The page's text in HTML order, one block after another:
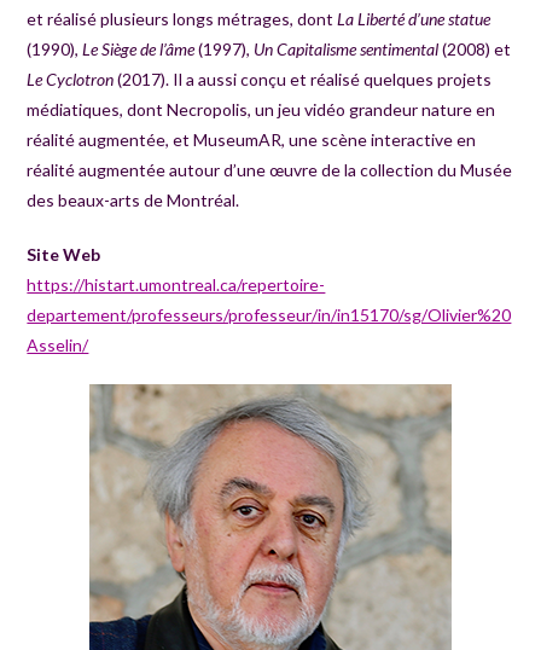
et réalisé plusieurs longs métrages, dontLa Liberté d’une statue
(1990),Le Siège de l’âme(1997), Un Capitalisme sentimental(2008) et
Le Cyclotron(2017). Il a aussi conçu et réalisé quelques projets
médiatiques, dont Necropolis, un jeu vidéo grandeur nature en
réalité augmentée, et MuseumAR, une scène interactive en
réalité augmentée autour d’une œuvre de la collection du Musée
des beaux-arts de Montréal.
Site Web
https://histart.umontreal.ca/repertoire-
departement/professeurs/professeur/in/in15170/sg/Olivier%20
Asselin/